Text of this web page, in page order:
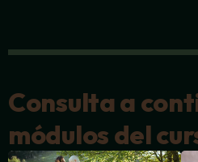
Consulta a
módulos del